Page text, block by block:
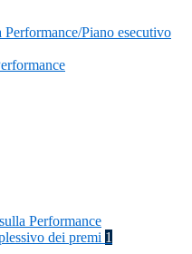
Performance/Piano esecutivo
Performance
dei premi 1